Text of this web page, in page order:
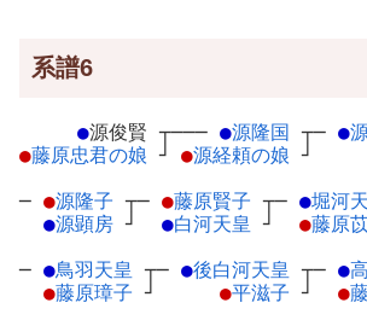
系譜6
●源俊賢 ┬
●藤原忠君の娘 ┘
─── ●源隆国 ┬
●源経頼の娘 ┘
─ ●
─ ●源隆子 ┬
●源顕房 ┘
─ ●藤原賢子 ┬
●白河天皇 ┘
─ ●堀河
●藤原
─ ●鳥羽天皇 ┬
●藤原璋子 ┘
─ ●後白河天皇 ┬
●平滋子 ┘
─ ●
●